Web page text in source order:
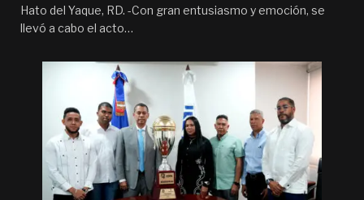
Hato del Yaque, RD. -Con gran entusiasmo y emoción, se
llevó a cabo el acto…